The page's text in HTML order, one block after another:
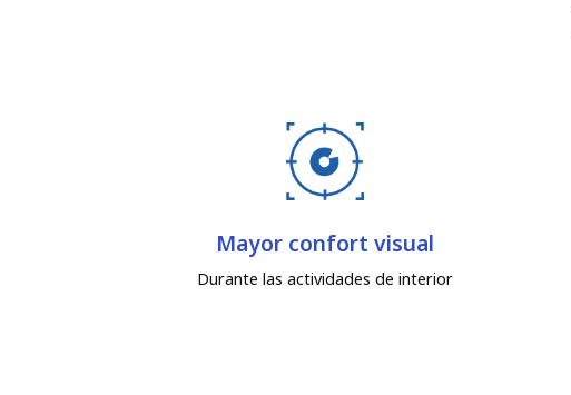
Mayor confort visual
Durante las actividades de interior